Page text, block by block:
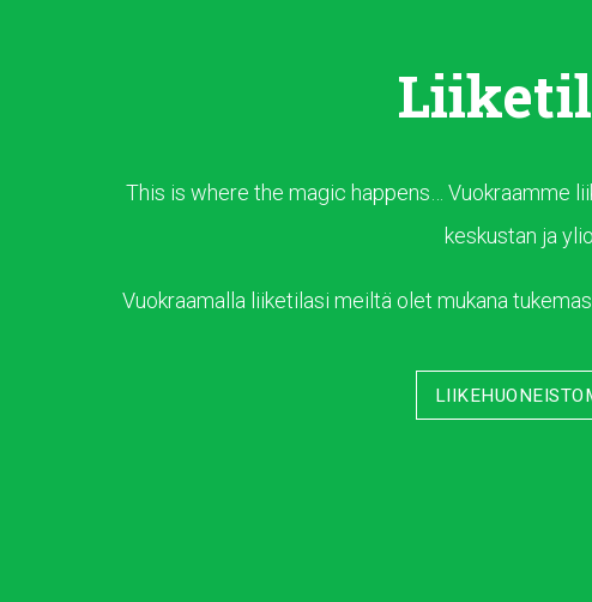
This is where the magic happens… Vuokraamme
keskustan ja
Vuokraamalla liiketilasi meiltä olet mukana